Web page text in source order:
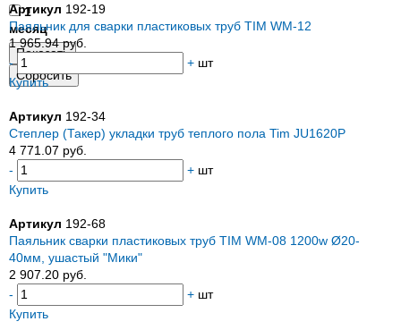
1
месяц
Артикул 192-19
Паяльник для сварки пластиковых труб TIM WM-12
1 965.94 руб.
-
+ шт
Купить
Артикул 192-34
Степлер (Такер) укладки труб теплого пола Tim JU1620P
4 771.07 руб.
-
+ шт
Купить
Артикул 192-68
Паяльник сварки пластиковых труб TIM WM-08 1200w Ø20-
40мм, ушастый "Мики"
2 907.20 руб.
-
+ шт
Купить